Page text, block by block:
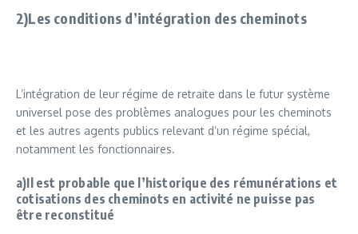
2)Les conditions d’intégration des cheminots
L’intégration de leur régime de retraite dans le futur système
universel pose des problèmes analogues pour les cheminots
et les autres agents publics relevant d’un régime spécial,
notamment les fonctionnaires.
a)Il est probable que l’historique des rémunérations et
cotisations des cheminots en activité ne puisse pas
être reconstitué